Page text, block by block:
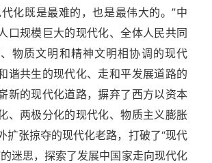
化既是最难的，也是最伟大的。”中
口规模巨大的现代化、全体人民共同
物质文明和精神文明相协调的现代
谐共生的现代化、走和平发展道路的
新的现代化道路，摒弃了西方以资本
、两极分化的现代化、物质主义膨胀
扩张掠夺的现代化老路，打破了“现代
迷思，探索了发展中国家走向现代化